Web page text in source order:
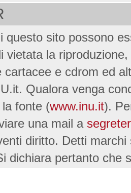
questo sito possono
vietata la
cartacee e cdrom ed
Qualora venga
fonte (www.inu.it).
una mail a
diritto. Detti
dichiara pertanto che